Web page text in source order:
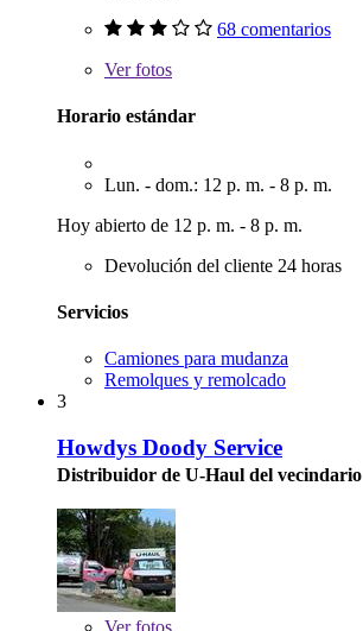
68 comentarios
Verfotos
Horario estándar
Lun. - dom.: 12 p. m. - 8 p. m.
Hoy abierto de 12 p. m. - 8 p. m.
Devolución del cliente 24 horas
Servicios
Camiones para mudanza
Remolques y remolcado
3
Howdys Doody Service
Distribuidor de U-Haul del vecindario